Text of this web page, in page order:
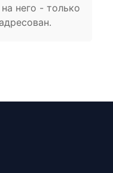
него - только